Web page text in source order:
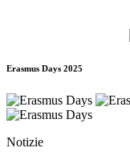
Erasmus Days 2025
Notizie